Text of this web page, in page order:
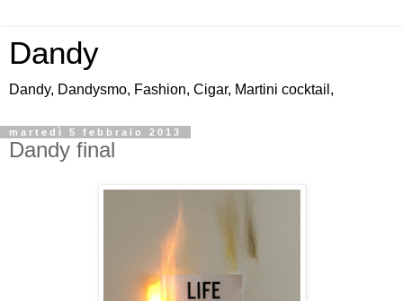
Dandy
Dandy, Dandysmo, Fashion, Cigar, Martini cocktail,
martedì 5 febbraio 2013
Dandy final